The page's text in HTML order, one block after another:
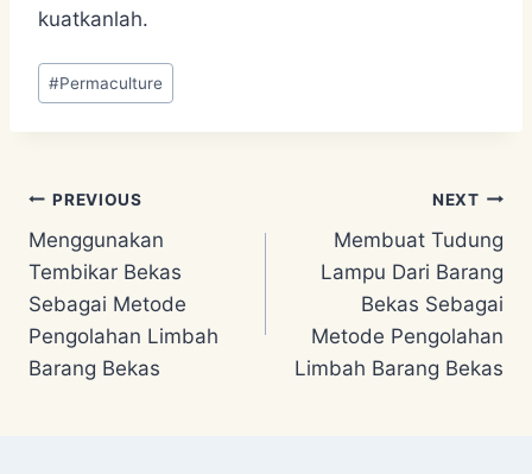
kuatkanlah.
Post
Tags:
#Permaculture
Post
navigation
PREVIOUS
Menggunakan
Tembikar Bekas
Sebagai Metode
Pengolahan Limbah
Barang Bekas
NEXT
Membuat Tudung
Lampu Dari Barang
Bekas Sebagai
Metode Pengolahan
Limbah Barang Bekas